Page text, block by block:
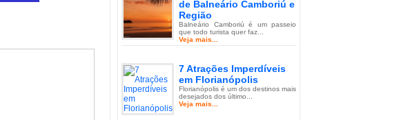
de Balneário Camboriú e
Região
Balneário Camboriú é um passeio
que todo turista quer faz...
Veja mais...
7 Atrações Imperdíveis
em Florianópolis
Florianópolis é um dos destinos mais
desejados dos último...
Veja mais...